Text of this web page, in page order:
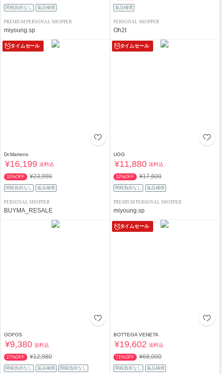
関税負担なし 返品補償
PREMIUM PERSONAL SHOPPER
miyoung.sp
返品補償
PERSONAL SHOPPER
Oh2t
タイムセール
Dr.Martens
¥16,199 送料込
32%OFF ¥23,990
関税負担なし 返品補償
PERSONAL SHOPPER
BUYMA_RESALE
タイムセール
UGG
¥11,880 送料込
32%OFF ¥17,600
関税負担なし 返品補償
PREMIUM PERSONAL SHOPPER
miyoung.sp
OOFOS
¥9,380 送料込
27%OFF ¥12,980
関税負担なし 返品補償 関税負担なし
タイムセール
BOTTEGA VENETA
¥19,602 送料込
71%OFF ¥68,000
関税負担なし 返品補償